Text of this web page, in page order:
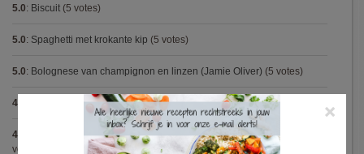
5.0: Biscuit (5 votes)
5.0: Spaghetti met krokante kip (5 votes)
5.0: Bolognese van champignon en linzen (Jamie Oliver) (5 votes)
4.9 Pasta met spinazieballetjes (Antonio Carluccio)(21 votes)
4.9 Volkorenspaghetti in mosterdsaus met prei en spek (Colruyt)
votes)
×